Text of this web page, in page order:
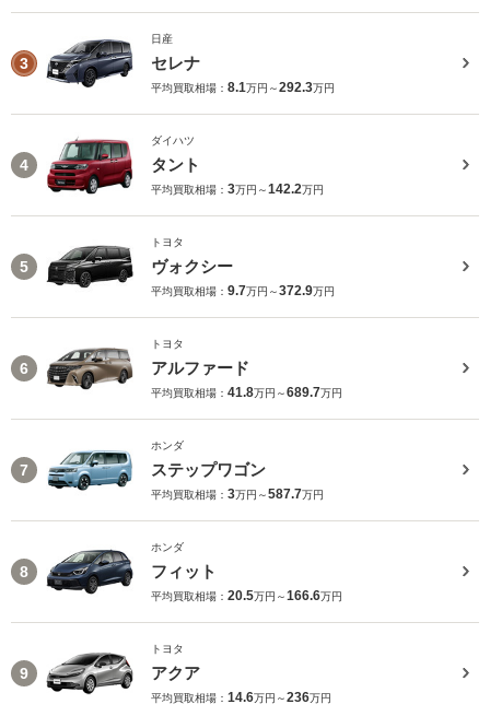
3
日産
セレナ
平均買取相場： 8.1万円～292.3万円
4
ダイハツ
タント
平均買取相場： 3万円～142.2万円
5
トヨタ
ヴォクシー
平均買取相場： 9.7万円～372.9万円
6
トヨタ
アルファード
平均買取相場： 41.8万円～689.7万円
7
ホンダ
ステップワゴン
平均買取相場： 3万円～587.7万円
8
ホンダ
フィット
平均買取相場： 20.5万円～166.6万円
9
トヨタ
アクア
平均買取相場： 14.6万円～236万円